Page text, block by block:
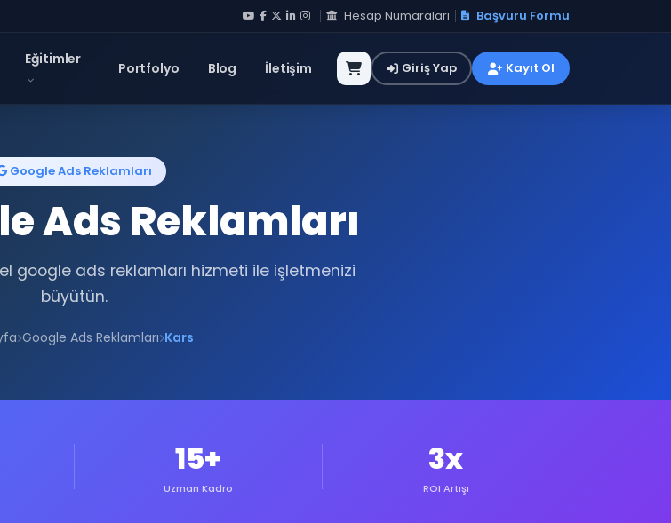
Hesap Numaraları Başvuru Formu
Eğitimler
Portfolyo Blog İletişim Giriş Yap Kayıt Ol
Google Ads Reklamları
Ads Reklamları
google ads reklamları hizmeti ile işletmenizi
büyütün.
Google Ads Reklamları Kars
15+
Uzman Kadro
3x
ROI Artışı